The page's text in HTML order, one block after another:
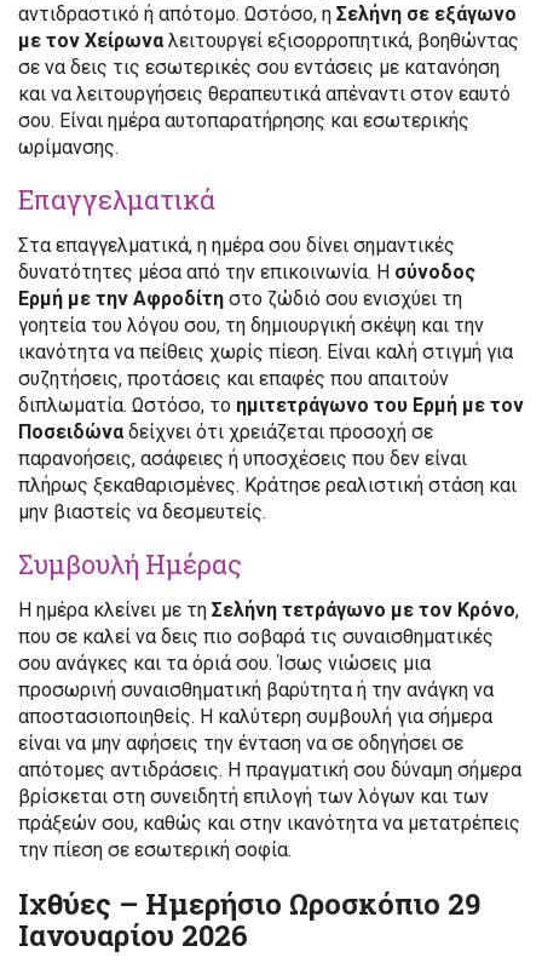
αντιδραστικό ή απότομο. Ωστόσο, η Σελήνη σε εξάγωνο
με τον Χείρωναλειτουργεί εξισορροπητικά, βοηθώντας
σε να δεις τις εσωτερικές σου εντάσεις με κατανόηση
και να λειτουργήσεις θεραπευτικά απέναντι στον εαυτό
σου. Είναι ημέρα αυτοπαρατήρησης και εσωτερικής
ωρίμανσης.
Επαγγελματικά
Στα επαγγελματικά, η ημέρα σου δίνει σημαντικές
δυνατότητες μέσα από την επικοινωνία. Η σύνοδος
Ερμή με την Αφροδίτη στο ζώδιό σου ενισχύει τη
γοητεία του λόγου σου, τη δημιουργική σκέψη και την
ικανότητα να πείθεις χωρίς πίεση. Είναι καλή στιγμή για
συζητήσεις, προτάσεις και επαφές που απαιτούν
διπλωματία. Ωστόσο, το ημιτετράγωνο του Ερμή με τον
Ποσειδώναδείχνει ότι χρειάζεται προσοχή σε
παρανοήσεις, ασάφειες ή υποσχέσεις που δεν είναι
πλήρως ξεκαθαρισμένες. Κράτησε ρεαλιστική στάση και
μην βιαστείς να δεσμευτείς.
Συμβουλή Ημέρας
Η ημέρα κλείνει με τη Σελήνη τετράγωνο με τον Κρόνο,
που σε καλεί να δεις πιο σοβαρά τις συναισθηματικές
σου ανάγκες και τα όριά σου. Ίσως νιώσεις μια
προσωρινή συναισθηματική βαρύτητα ή την ανάγκη να
αποστασιοποιηθείς. Η καλύτερη συμβουλή για σήμερα
είναι να μην αφήσεις την ένταση να σε οδηγήσει σε
απότομες αντιδράσεις. Η πραγματική σου δύναμη σήμερα
βρίσκεται στη συνειδητή επιλογή των λόγων και των
πράξεών σου, καθώς και στην ικανότητα να μετατρέπεις
την πίεση σε εσωτερική σοφία.
Ιχθύες – Ημερήσιο Ωροσκόπιο 29
Ιανουαρίου 2026